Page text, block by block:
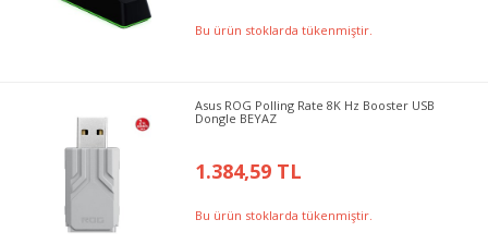
Bu ürün stoklarda tükenmiştir.
Asus ROG Polling Rate 8K Hz Booster USB
Dongle BEYAZ
1.384,59 TL
Bu ürün stoklarda tükenmiştir.